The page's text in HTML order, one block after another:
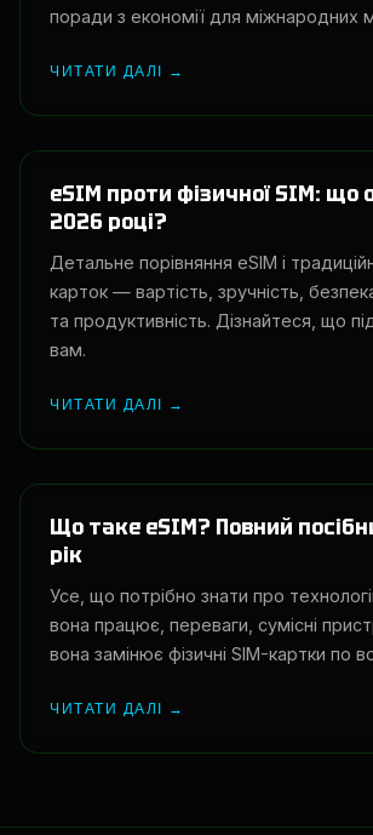
поради з економії для міжнародних
ЧИТАТИ ДАЛІ →
eSIM проти фізичної SIM: що
2026 році?
Детальне порівняння eSIM і
карток — вартість, зручність,
та продуктивність. Дізнайтеся, що
вам.
ЧИТАТИ ДАЛІ →
Що таке eSIM? Повний
рік
Усе, що потрібно знати про
вона працює, переваги, сумісні
вона замінює фізичні SIM-картки по
ЧИТАТИ ДАЛІ →